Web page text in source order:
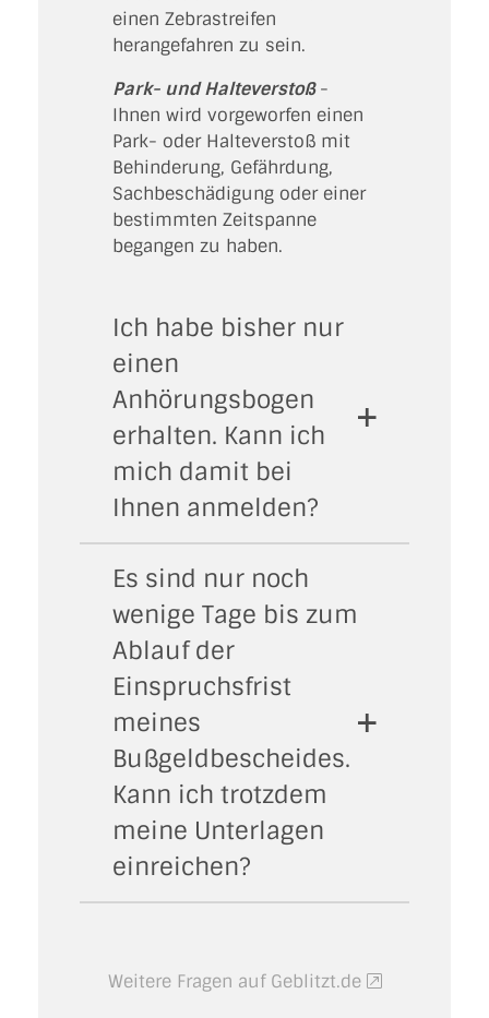
einen Zebrastreifen
herangefahren zu sein.
Park- und Halteverstoß-
Ihnen wird vorgeworfen einen
Park- oder Halteverstoß mit
Behinderung, Gefährdung,
Sachbeschädigung oder einer
bestimmten Zeitspanne
begangen zu haben.
Ich habe bisher nur
einen
Anhörungsbogen
erhalten. Kann ich
mich damit bei
Ihnen anmelden?
Es sind nur noch
wenige Tage bis zum
Ablauf der
Einspruchsfrist
meines
Bußgeldbescheides.
Kann ich trotzdem
meine Unterlagen
einreichen?
Weitere Fragen auf Geblitzt.de